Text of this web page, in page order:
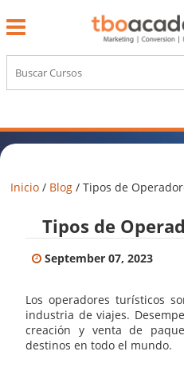
Inicio / Blog / Tipos de
Tipos de
September 07, 2023
Los operadores turísticos
industria de viajes.
creación y venta de
destinos en todo el mundo.